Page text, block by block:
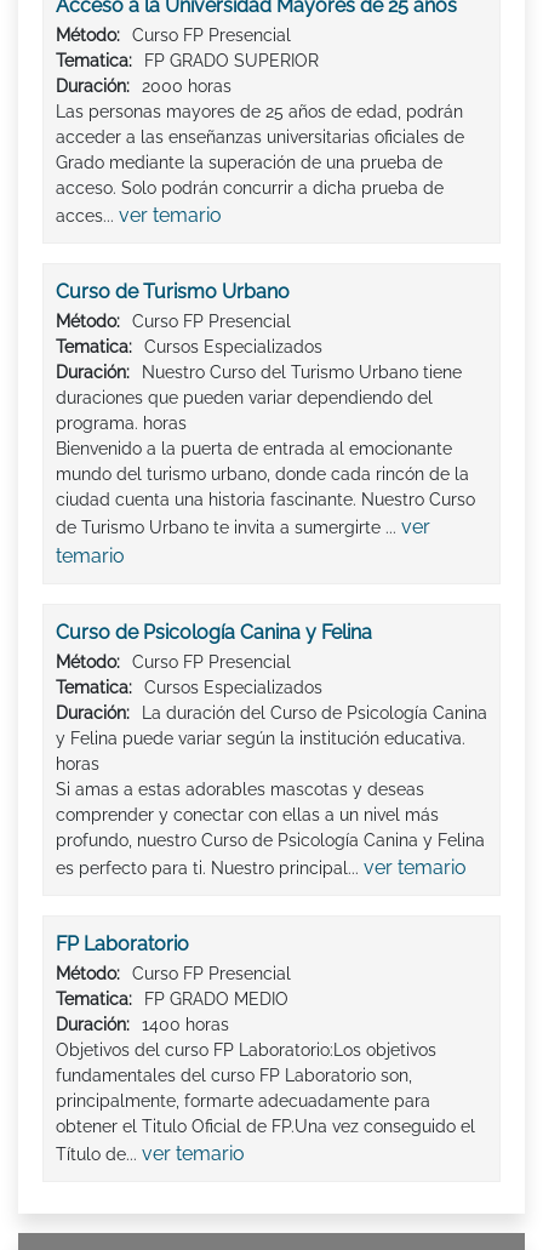
Acceso a la Universidad Mayores de 25 años
Método:
Curso FP Presencial
Tematica:
FP GRADO SUPERIOR
Duración:
2000 horas
Las personas mayores de 25 años de edad, podrán
acceder a las enseñanzas universitarias oficiales de
Grado mediante la superación de una prueba de
acceso. Solo podrán concurrir a dicha prueba de
acces... ver temario
Curso de Turismo Urbano
Método:
Curso FP Presencial
Tematica:
Cursos Especializados
Duración:
Nuestro Curso del Turismo Urbano tiene
duraciones que pueden variar dependiendo del
programa. horas
Bienvenido a la puerta de entrada al emocionante
mundo del turismo urbano, donde cada rincón de la
ciudad cuenta una historia fascinante. Nuestro Curso
de Turismo Urbano te invita a sumergirte ... ver
temario
Curso de Psicología Canina y Felina
Método:
Curso FP Presencial
Tematica:
Cursos Especializados
Duración:
La duración del Curso de Psicología Canina
y Felina puede variar según la institución educativa.
horas
Si amas a estas adorables mascotas y deseas
comprender y conectar con ellas a un nivel más
profundo, nuestro Curso de Psicología Canina y Felina
es perfecto para ti. Nuestro principal... ver temario
FP Laboratorio
Método:
Curso FP Presencial
Tematica:
FP GRADO MEDIO
Duración:
1400 horas
Objetivos del curso FP Laboratorio:Los objetivos
fundamentales del curso FP Laboratorio son,
principalmente, formarte adecuadamente para
obtener el Titulo Oficial de FP.Una vez conseguido el
Título de... ver temario